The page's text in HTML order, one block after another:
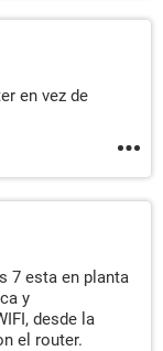
en vez de
7 esta en planta
y
desde la
el router.